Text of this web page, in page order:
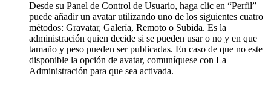
Desde su Panel de Control de Usuario, haga clic en “Perfil”
puede añadir un avatar utilizando uno de los siguientes cuatro
métodos: Gravatar, Galería, Remoto o Subida. Es la
administración quien decide si se pueden usar o no y en que
tamaño y peso pueden ser publicadas. En caso de que no este
disponible la opción de avatar, comuníquese con La
Administración para que sea activada.